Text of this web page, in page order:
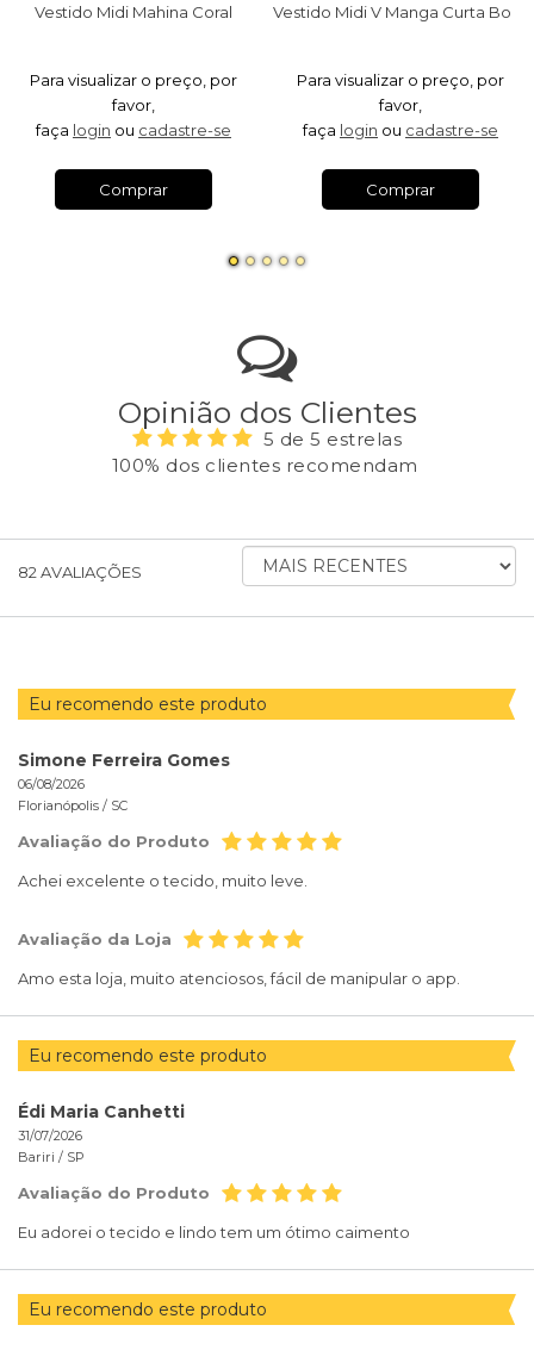
Vestido Midi Mahina Coral
Para visualizar o preço, por
favor,
faça login ou cadastre-se
Comprar
Para visualizar o preço, por
favor,
faça login ou cadastre-se
Comprar
Opinião dos Clientes
5 de 5 estrelas
100% dos clientes recomendam
82 AVALIAÇÕES
ORDENAR
AVALIAÇÕES
Eu recomendo este produto
Simone Ferreira Gomes
06/08/2026
Florianópolis / SC
Avaliação do Produto
Achei excelente o tecido, muito leve.
Avaliação da Loja
Amo esta loja, muito atenciosos, fácil de manipular o app.
Eu recomendo este produto
Édi Maria Canhetti
31/07/2026
Bariri / SP
Avaliação do Produto
Eu adorei o tecido e lindo tem um ótimo caimento
Eu recomendo este produto